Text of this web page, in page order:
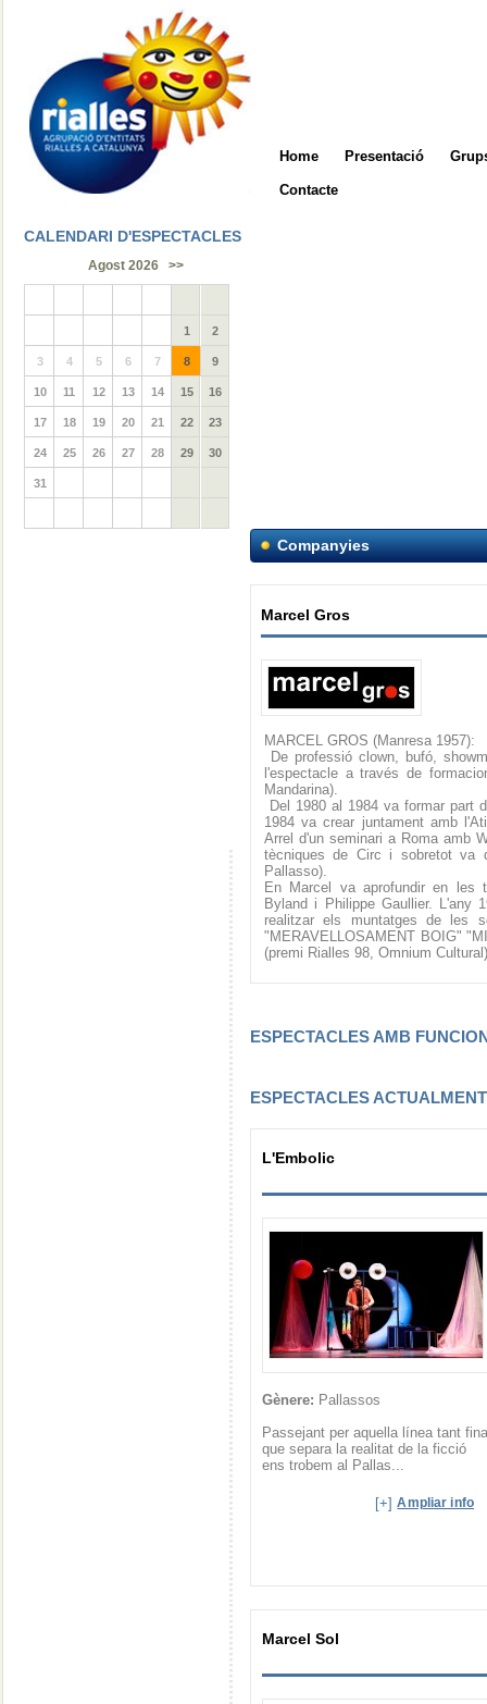
Home Presentació
Contacte
CALENDARI D'ESPECTACLES
Agost 2026 >>
1 2
3 4 5 6 7 8 9
10 11 12 13 14 15 16
17 18 19 20 21 22 23
24 25 26 27 28 29 30
31
Companyies
Marcel Gros
MARCEL GROS (Manresa 1957):
De professió clown, bufó,
l'espectacle a través de
Mandarina).
Del 1980 al 1984 va formar part
1984 va crear juntament amb
Arrel d'un seminari a Roma amb
tècniques de Circ i sobretot va
Pallasso).
En Marcel va aprofundir en les
Byland i Philippe Gaullier. L'any
realitzar els muntatges de les
"MERAVELLOSAMENT BOIG"
(premi Rialles 98, Omnium
ESPECTACLES AMB
ESPECTACLES
L'Embolic
Gènere: Pallassos
Passejant per aquella línea tant fina
que separa la realitat de la ficció
ens trobem al Pallas...
[+]Ampliar info
Marcel Sol